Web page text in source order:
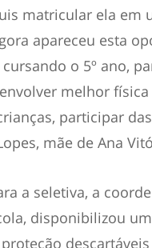
matricular ela em
apareceu esta
o 5º ano,
melhor
participar
mãe de Ana
a seletiva, a
disponibilizou